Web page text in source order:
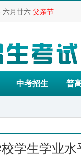
六月廿六 父亲节
中考招生 普
学生学业